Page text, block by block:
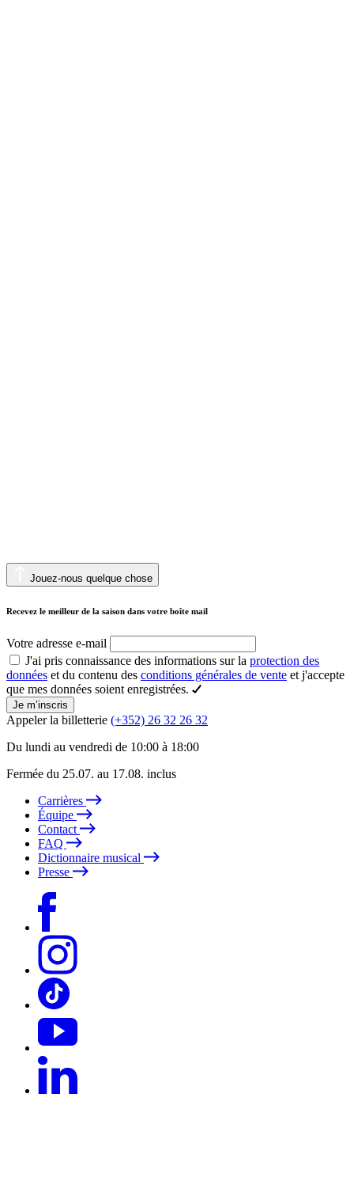
Jouez-nous quelque chose
Recevez le meilleur de la saison dans votre boîte mail
Votre adresse e-mail
J'ai pris connaissance des informations sur la protection des
données et du contenu des conditions générales de vente et j'accepte
que mes données soient enregistrées.
Je m’inscris
Appeler la billetterie (+352) 26 32 26 32
Du lundi au vendredi de 10:00 à 18:00
Fermée du 25.07. au 17.08. inclus
Carrières
Équipe
Contact
FAQ
Dictionnaire musical
Presse